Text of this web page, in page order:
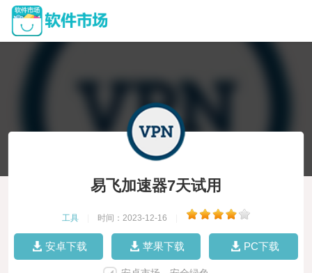
易飞加速器7天试用
工具 时间：2023-12-16
安卓下载 苹果下载 PC下载